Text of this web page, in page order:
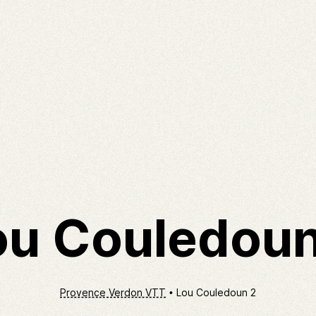
Provence Verdon VTT Lou Couledoun 2